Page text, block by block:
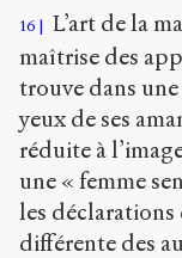
16
L’art de la
maîtrise des
trouve dans
yeux de ses
réduite à
une « femme
les déclarations
différente des